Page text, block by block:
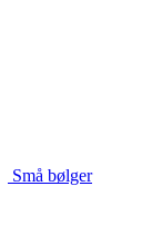
Små bølger